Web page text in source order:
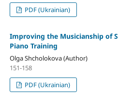
PDF (Ukrainian)
Improving the Musicianship of
Piano Training
Olga Shcholokova (Author)
151-158
PDF (Ukrainian)